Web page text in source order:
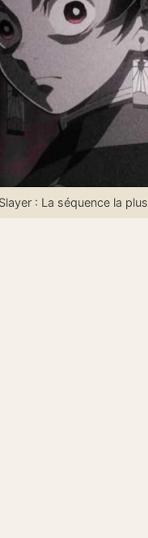
: La séquence la